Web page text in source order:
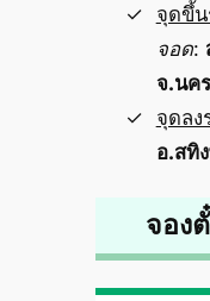
จุดขึ้น
จอด:
จ.นค
จุดลง
อ.สทิ
จอง